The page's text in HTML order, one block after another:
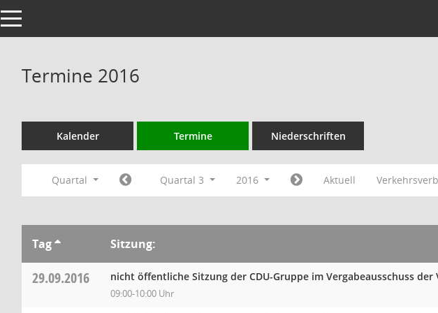
Toggle navigation
Termine 2016
Kalender Termine Niederschriften
Quartal Quartal 3 2016 Aktuell
Tag Sitzung:
29.09.2016 nicht öffentliche Sitzung der CDU-Gruppe im Vergabeausschuss der
09:00-10:00 Uhr